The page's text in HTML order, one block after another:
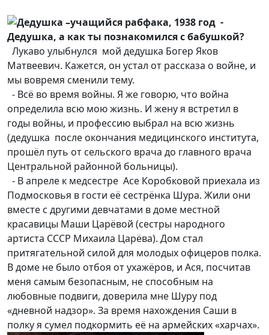
-
Дедушка, а как ты познакомился с бабушкой?
Лукаво улыбнулся мой дедушка Богер Яков
Матвеевич. Кажется, он устал от рассказа о войне, и
мы вовремя сменили тему.
- Всё во время войны. Я же говорю, что война
определила всю мою жизнь. И жену я встретил в
годы войны, и профессию выбрал на всю жизнь
(дедушка после окончания медицинского института,
прошёл путь от сельского врача до главного врача
Центральной районной больницы).
- В апреле к медсестре Асе Коробковой приехала из
Подмосковья в гости её сестрёнка Шура. Жили они
вместе с другими девчатами в доме местной
красавицы Маши Царёвой (сестры народного
артиста СССР Михаила Царёва). Дом стал
притягательной силой для молодых офицеров полка.
В доме не было отбоя от ухажёров, и Ася, посчитав
меня самым безопасным, не способным на
любовные подвиги, доверила мне Шуру под
«дневной надзор». За время нахождения Саши в
полку я сумел подкормить её на армейских «харчах».